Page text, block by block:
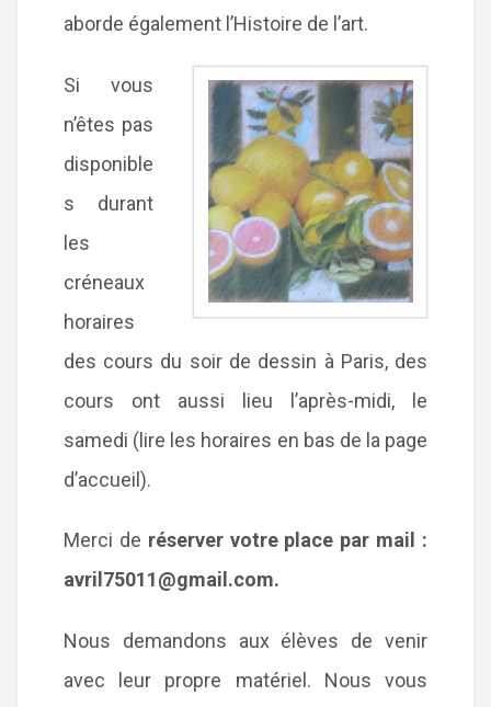
aborde également l’Histoire de l’art.
Si vous
n’êtes pas
disponible
s durant
les
créneaux
horaires
des cours du soir de dessin à Paris, des
cours ont aussi lieu l’après-midi, le
samedi (lire les horaires en bas de la page
d’accueil).
Merci de réserver votre place par mail :
avril75011@gmail.com.
Nous demandons aux élèves de venir
avec leur propre matériel. Nous vous